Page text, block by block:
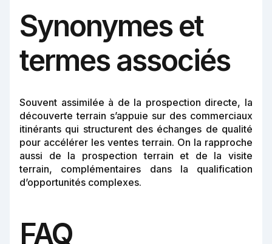
Synonymes et
termes associés
Souvent assimilée à de la prospection directe, la
découverte terrain s’appuie sur des commerciaux
itinérants qui structurent des échanges de qualité
pour accélérer les ventes terrain. On la rapproche
aussi de la prospection terrain et de la visite
terrain, complémentaires dans la qualification
d’opportunités complexes.
FAQ